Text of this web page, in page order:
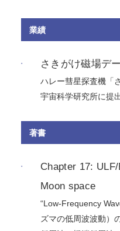
業績
さきがけ磁場デ
ハレー彗星探査機「
宇宙科学研究所に提
著書
Chapter 17:
Moon space
“Low-Frequency
ズマの低周波波動）